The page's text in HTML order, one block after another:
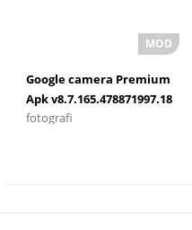
Google camera Premium
Apk v8.7.165.478871997.18
Wang
fotografi